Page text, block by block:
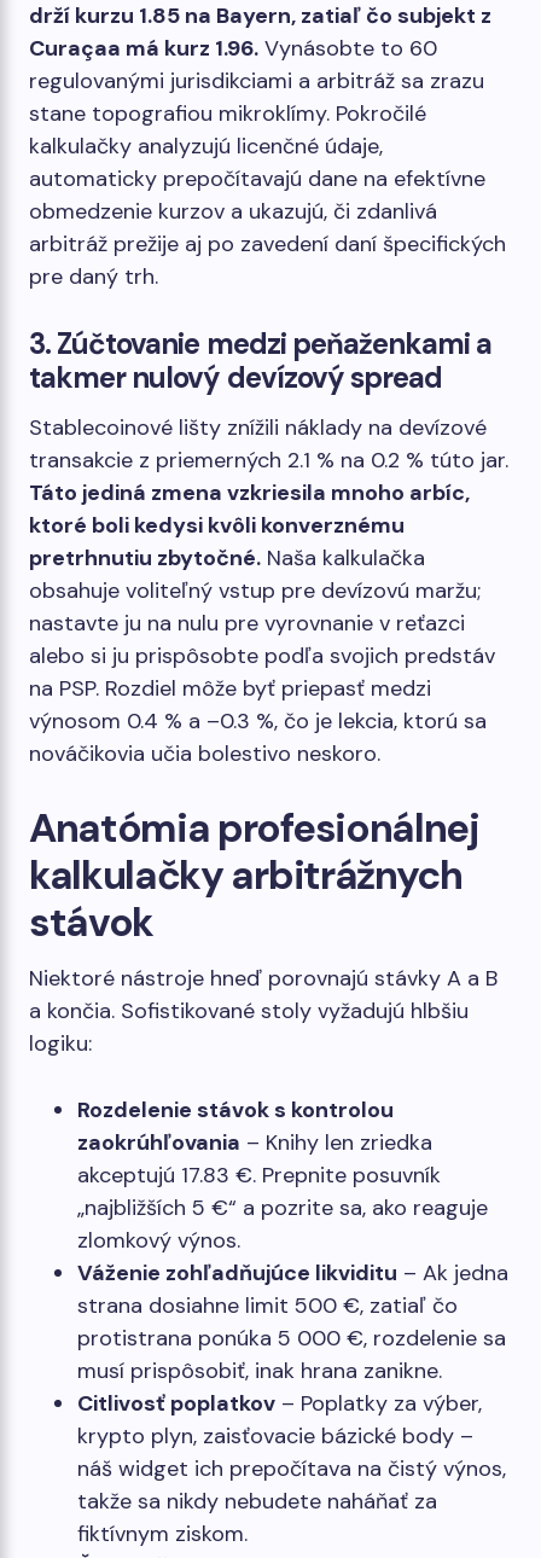
drží kurzu 1.85 na Bayern, zatiaľ čo subjekt z
Curaçaa má kurz 1.96. Vynásobte to 60
regulovanými jurisdikciami a arbitráž sa zrazu
stane topografiou mikroklímy. Pokročilé
kalkulačky analyzujú licenčné údaje,
automaticky prepočítavajú dane na efektívne
obmedzenie kurzov a ukazujú, či zdanlivá
arbitráž prežije aj po zavedení daní špecifických
pre daný trh.
3. Zúčtovanie medzi peňaženkami a
takmer nulový devízový spread
Stablecoinové lišty znížili náklady na devízové ​​
transakcie z priemerných 2.1 % na 0.2 % túto jar.
Táto jediná zmena vzkriesila mnoho arbíc,
ktoré boli kedysi kvôli konverznému
pretrhnutiu zbytočné. Naša kalkulačka
obsahuje voliteľný vstup pre devízovú maržu;
nastavte ju na nulu pre vyrovnanie v reťazci
alebo si ju prispôsobte podľa svojich predstáv
na PSP. Rozdiel môže byť priepasť medzi
výnosom 0.4 % a –0.3 %, čo je lekcia, ktorú sa
nováčikovia učia bolestivo neskoro.
Anatómia profesionálnej
kalkulačky arbitrážnych
stávok
Niektoré nástroje hneď porovnajú stávky A a B
a končia. Sofistikované stoly vyžadujú hlbšiu
logiku:
Rozdelenie stávok s kontrolou
zaokrúhľovania – Knihy len zriedka
akceptujú 17.83 €. Prepnite posuvník
„najbližších 5 €“ a pozrite sa, ako reaguje
zlomkový výnos.
Váženie zohľadňujúce likviditu – Ak jedna
strana dosiahne limit 500 €, zatiaľ čo
protistrana ponúka 5 000 €, rozdelenie sa
musí prispôsobiť, inak hrana zanikne.
Citlivosť poplatkov – Poplatky za výber,
krypto plyn, zaisťovacie bázické body –
náš widget ich prepočítava na čistý výnos,
takže sa nikdy nebudete naháňať za
fiktívnym ziskom.